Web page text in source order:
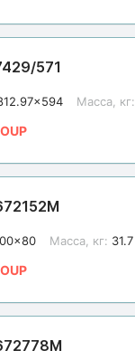
571
Масса, кг:
Масса, кг: 31.7